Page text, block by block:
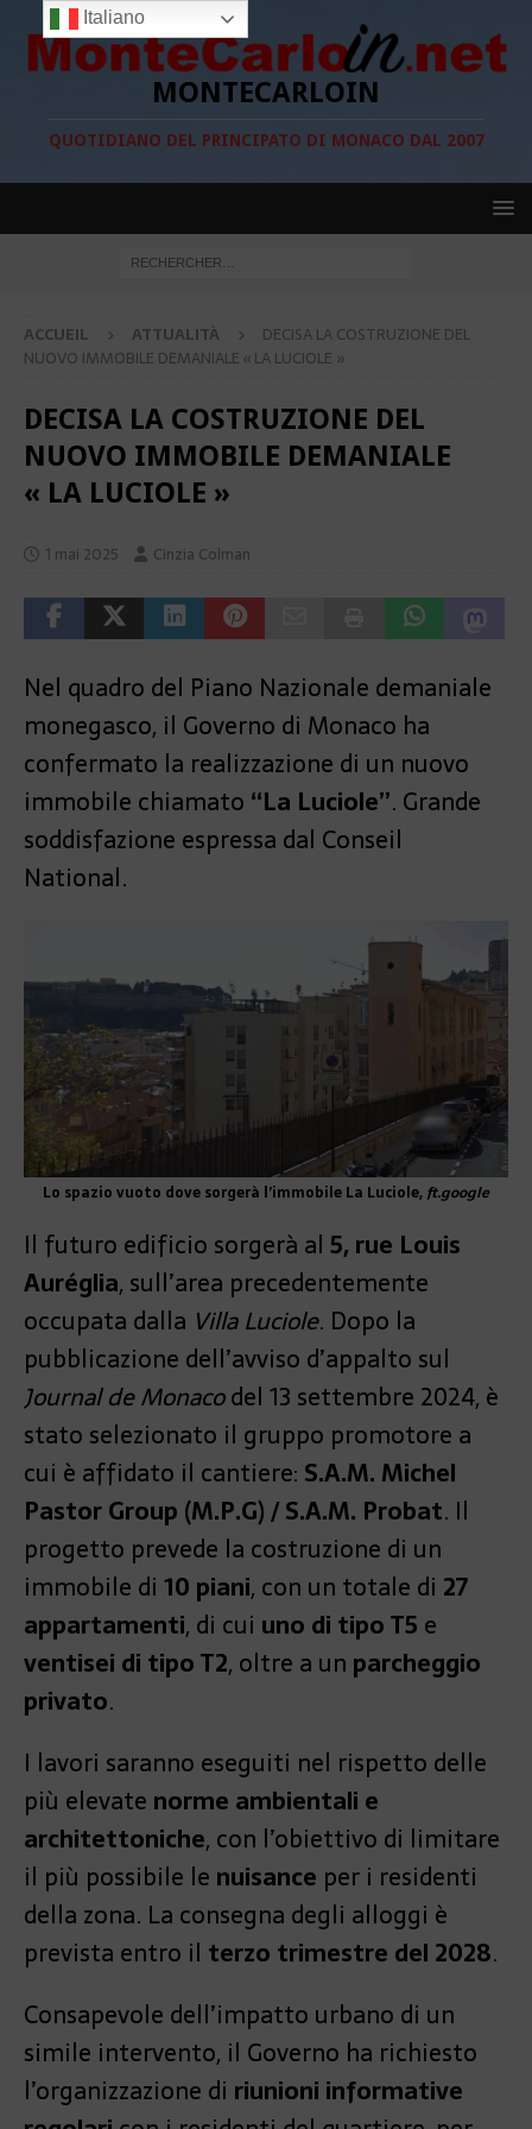
MONTECARLOIN
QUOTIDIANO DEL PRINCIPATO DI MONACO DAL 2007
ACCUEIL ATTUALITÀ
DECISA LA COSTRUZIONE DEL
NUOVO IMMOBILE DEMANIALE « LA LUCIOLE »
DECISA LA COSTRUZIONE DEL
NUOVO IMMOBILE DEMANIALE
« LA LUCIOLE »
1 mai 2025 Cinzia Colman
Nel quadro del Piano Nazionale demaniale
monegasco, il Governo di Monaco ha
confermato la realizzazione di un nuovo
immobile chiamato “La Luciole”. Grande
soddisfazione espressa dal Conseil
National.
Lo spazio vuoto dove sorgerà l’immobile La Luciole, ft.google
Il futuro edificio sorgerà al 5, rue Louis
Auréglia, sull’area precedentemente
occupata dalla Villa Luciole. Dopo la
pubblicazione dell’avviso d’appalto sul
Journal de Monacodel 13 settembre 2024, è
stato selezionato il gruppo promotore a
cui è affidato il cantiere: S.A.M. Michel
Pastor Group (M.P.G) / S.A.M. Probat. Il
progetto prevede la costruzione di un
immobile di 10 piani, con un totale di 27
appartamenti, di cui uno di tipo T5 e
ventisei di tipo T2, oltre a un parcheggio
privato.
I lavori saranno eseguiti nel rispetto delle
più elevate norme ambientali e
architettoniche, con l’obiettivo di limitare
il più possibile le nuisance per i residenti
della zona. La consegna degli alloggi è
prevista entro il terzo trimestre del 2028.
Consapevole dell’impatto urbano di un
simile intervento, il Governo ha richiesto
l’organizzazione di riunioni informative
Italiano